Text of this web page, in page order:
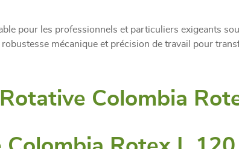
pour les professionnels et particuliers exigeants
robustesse mécanique et précision de travail pour
Colombia